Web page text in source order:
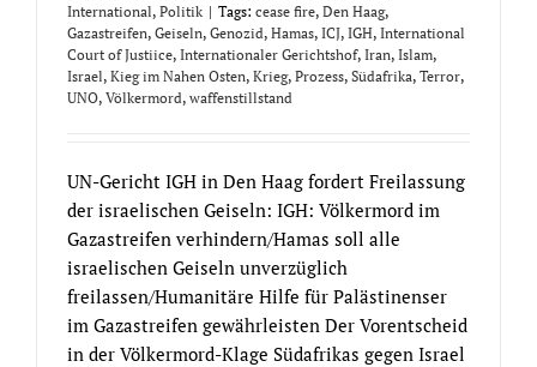
International, Politik | Tags: cease fire, Den Haag,
Gazastreifen, Geiseln, Genozid, Hamas, ICJ, IGH, International
Court of Justiice, Internationaler Gerichtshof, Iran, Islam,
Israel, Kieg im Nahen Osten, Krieg, Prozess, Südafrika, Terror,
UNO, Völkermord, waffenstillstand
UN-Gericht IGH in Den Haag fordert Freilassung
der israelischen Geiseln: IGH: Völkermord im
Gazastreifen verhindern/Hamas soll alle
israelischen Geiseln unverzüglich
freilassen/Humanitäre Hilfe für Palästinenser
im Gazastreifen gewährleisten Der Vorentscheid
in der Völkermord-Klage Südafrikas gegen Israel